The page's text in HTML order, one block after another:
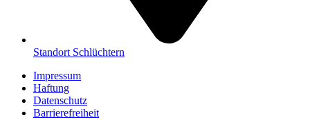
Standort Schlüchtern
Impressum
Haftung
Datenschutz
Barrierefreiheit